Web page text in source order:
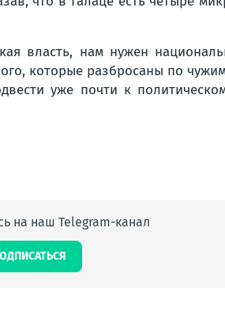
власть, нам нужен
которые разбросаны по
уже почти к
на наш Telegram-канал